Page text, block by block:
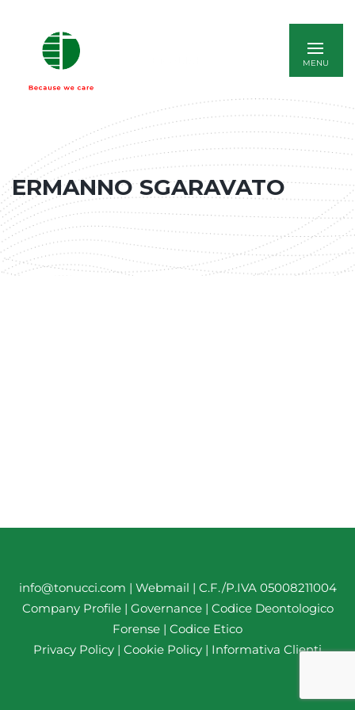
ERMANNO SGARAVATO
info@tonucci.com | Webmail | C.F./P.IVA 05008211004
Company Profile| Governance | Codice Deontologico
Forense | Codice Etico
Privacy Policy | Cookie Policy | Informativa Clienti